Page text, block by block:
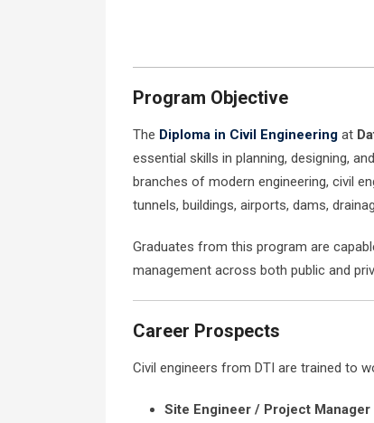
Program Objective
The Diploma in Civil Engineering at
essential skills in planning, designing,
branches of modern engineering, civil
tunnels, buildings, airports, dams,
Graduates from this program are
management across both public and
Career Prospects
Civil engineers from DTI are trained to
Site Engineer / Project Manager